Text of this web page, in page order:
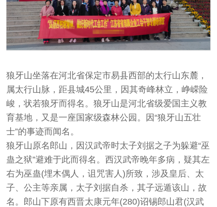
狼牙山坐落在河北省保定市易县西部的太行山东麓，
属太行山脉，距县城45公里，因其奇峰林立，峥嵘险
峻，状若狼牙而得名。狼牙山是河北省级爱国主义教
育基地，又是一座国家级森林公园。因“狼牙山五壮
士”的事迹而闻名。
狼牙山原名郎山，因汉武帝时太子刘据之子为躲避“巫
蛊之狱”避难于此而得名。西汉武帝晚年多病，疑其左
右为巫蛊(埋木偶人，诅咒害人)所致，涉及皇后、太
子、公主等亲属，太子刘据自杀，其子远遁该山，故
名。郎山下原有西晋太康元年(280)诏锡郎山君(汉武